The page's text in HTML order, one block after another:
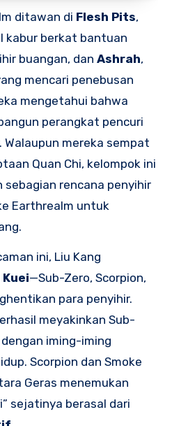
ditawan di Flesh Pits,
kabur berkat bantuan
buangan, dan Ashrah,
mencari penebusan
mengetahui bahwa
perangkat pencuri
Walaupun mereka sempat
Quan Chi, kelompok ini
sebagian rencana penyihir
Earthrealm untuk
ini, Liu Kang
Kuei—Sub-Zero, Scorpion,
para penyihir.
meyakinkan Sub-
iming-iming
Scorpion dan Smoke
Geras menemukan
sejatinya berasal dari